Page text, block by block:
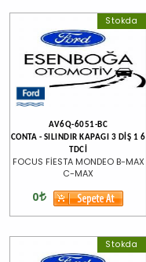
Stokda
AV6Q-6051-BC
CONTA - SILINDIR KAPAGI 3 DİŞ 1 6
TDCİ
FOCUS FİESTA MONDEO B-MAX
C-MAX
0
Stokda